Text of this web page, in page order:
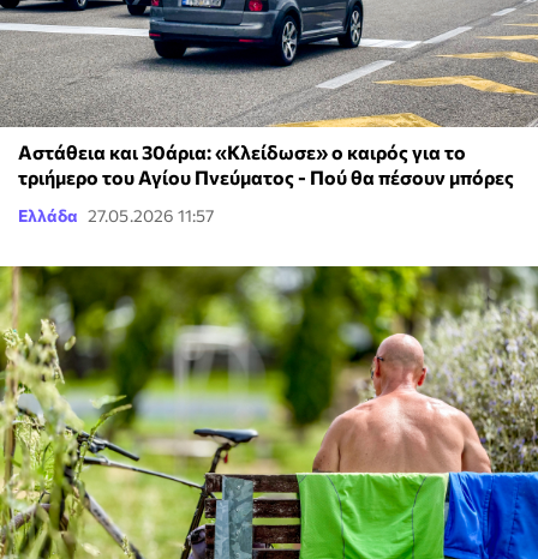
Αστάθεια και 30άρια: «Κλείδωσε» ο καιρός για το
τριήμερο του Αγίου Πνεύματος - Πού θα πέσουν μπόρες
Ελλάδα 27.05.2026 11:57